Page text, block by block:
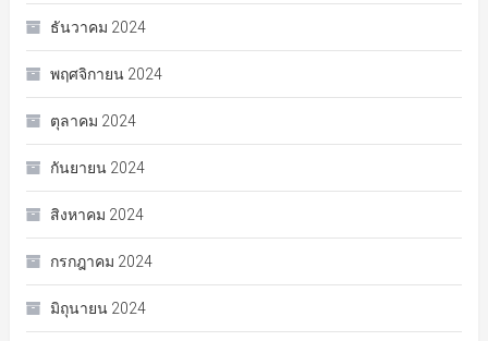
ธันวาคม 2024
พฤศจิกายน 2024
ตุลาคม 2024
กันยายน 2024
สิงหาคม 2024
กรกฎาคม 2024
มิถุนายน 2024